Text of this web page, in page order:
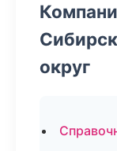
округ